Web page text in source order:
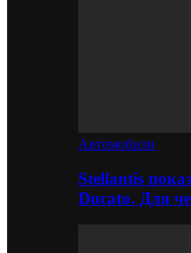
Автомобили
Stellantis
Ducato. Для